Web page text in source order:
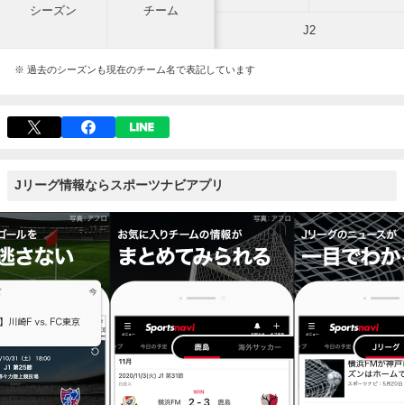
シーズン チーム
J2
※ 過去のシーズンも現在のチーム名で表記しています
Jリーグ情報ならスポーツナビアプリ